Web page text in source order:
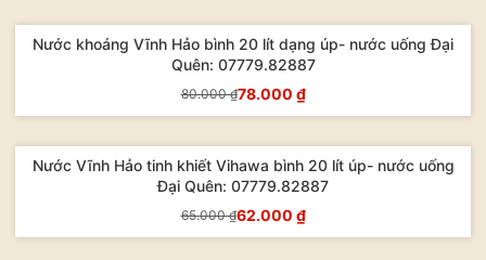
- 3%
Nước khoáng Vĩnh Hảo bình 20 lít dạng úp- nước uống Đại
Quên: 07779.82887
80.000 ₫78.000 ₫
- 5%
Nước Vĩnh Hảo tinh khiết Vihawa bình 20 lít úp- nước uống
Đại Quên: 07779.82887
65.000 ₫62.000 ₫